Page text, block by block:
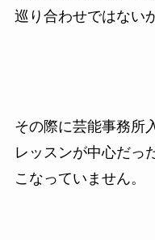
巡り合わせではない
その際に芸能事務所
レッスンが中心だっ
こなっていません。